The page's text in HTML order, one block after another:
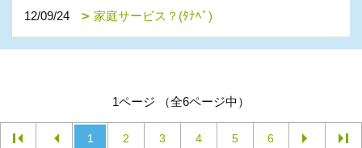
12/09/24 家庭サービス？(ﾀﾅﾍﾞ)
1ページ （全6ページ中）
1 2 3 4 5 6